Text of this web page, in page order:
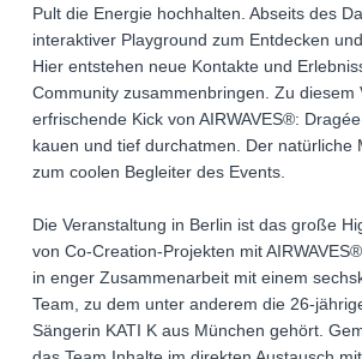
Pult die Energie hochhalten. Abseits des
interaktiver Playground zum Entdecken
Hier entstehen neue Kontakte und
Community zusammenbringen. Zu diesem
erfrischende Kick von AIRWAVES®:
kauen und tief durchatmen. Der natürliche
zum coolen Begleiter des Events.
Die Veranstaltung in Berlin ist das große
von Co-Creation-Projekten mit
in enger Zusammenarbeit mit einem
Team, zu dem unter anderem die 26-
Sängerin KATI K aus München gehört.